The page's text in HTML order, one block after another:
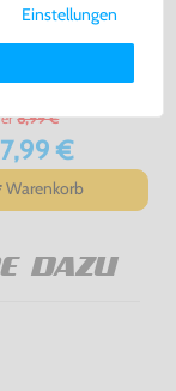
Ops
8,99 €
€
Warenkorb
DAZU
Cookies und
Daten­schutz­
Einstellungen